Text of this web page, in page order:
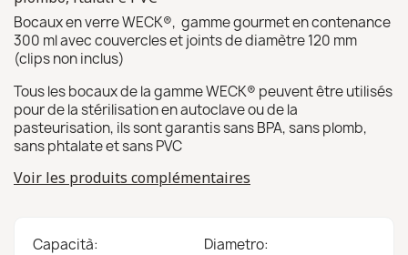
Bocaux en verre WECK®, gamme gourmet en contenance
300 ml avec couvercles et joints de diamètre 120 mm
(clips non inclus)
Tous les bocaux de la gamme WECK® peuvent être utilisés
pour de la stérilisation en autoclave ou de la
pasteurisation, ils sont garantis sans BPA, sans plomb,
sans phtalate et sans PVC
Voir les produits complémentaires
Capacità: Diametro: